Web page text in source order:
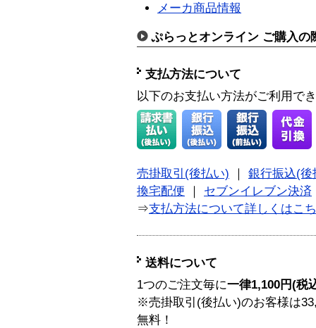
メーカ商品情報
ぷらっとオンライン ご購入の
支払方法について
以下のお支払い方法がご利用で
売掛取引(後払い)
銀行振込(後
換宅配便
セブンイレブン決済
⇒支払方法について詳しくはこ
送料について
1つのご注文毎に一律1,100円(税
※売掛取引(後払い)のお客様は
無料！